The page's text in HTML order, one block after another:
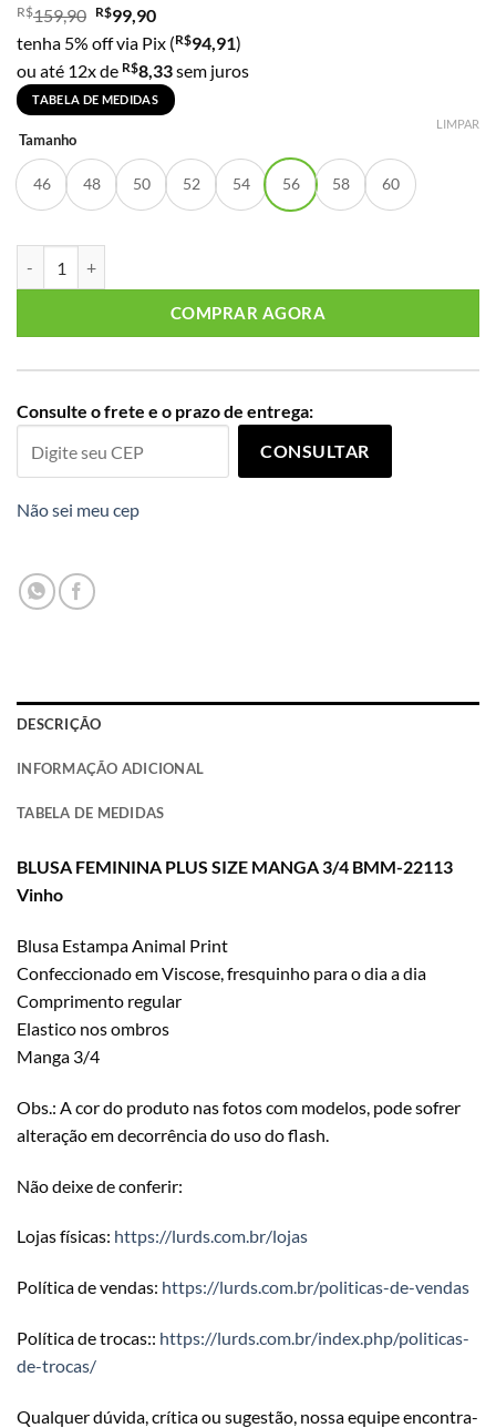
R$159,90 R$99,90
tenha 5% off via Pix (R$94,91)
ou até 12x de R$8,33sem juros
TABELA DE MEDIDAS
Tamanho
46 48 50 52 54 56 58 60
LIMPAR
COMPRAR AGORA
Consulte o frete e o prazo de entrega:
CONSULTAR
Não sei meu cep
DESCRIÇÃO
INFORMAÇÃO ADICIONAL
TABELA DE MEDIDAS
BLUSA FEMININA PLUS SIZE MANGA 3/4 BMM-22113
Vinho
Blusa Estampa Animal Print
Confeccionado em Viscose, fresquinho para o dia a dia
Comprimento regular
Elastico nos ombros
Manga 3/4
Obs.: A cor do produto nas fotos com modelos, pode sofrer
alteração em decorrência do uso do flash.
Não deixe de conferir:
Lojas físicas: https://lurds.com.br/lojas
Política de vendas: https://lurds.com.br/politicas-de-vendas
Política de trocas:: https://lurds.com.br/index.php/politicas-
de-trocas/
Qualquer dúvida, crítica ou sugestão, nossa equipe encontra-